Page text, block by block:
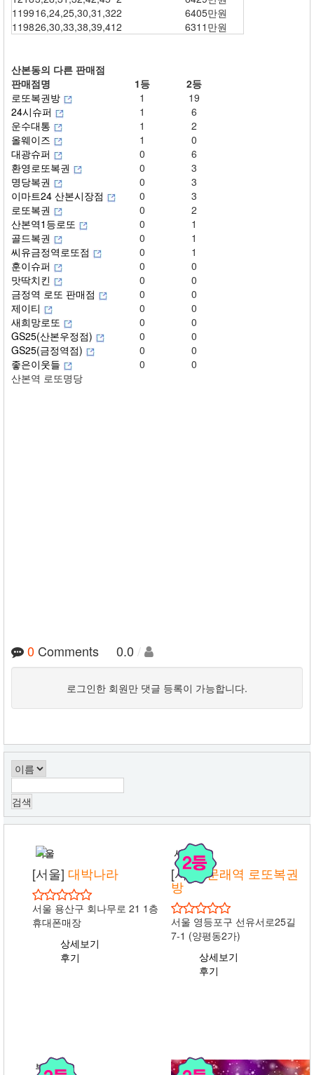
119916,24,25,30,31,322
6405만원
119826,30,33,38,39,412 6311만원
산본동의 다른 판매점
판매점명
1등
2등
로또복권방
1
19
24시슈퍼
1
6
운수대통
1
2
올웨이즈
1
0
대광슈퍼
0
6
환영로또복권
0
3
명당복권
0
3
이마트24 산본시장점
0
3
로또복권
0
2
산본역1등로또
0
1
골드복권
0
1
씨유금정역로또점
0
1
훈이슈퍼
0
0
맛딱치킨
0
0
금정역 로또 판매점
0
0
제이티
0
0
새희망로또
0
0
GS25(산본우정점)
0
0
GS25(금정역점)
0
0
좋은이웃들
0
0
산본역 로또명당
0 Comments 0.0 /
로그인한 회원만 댓글 등록이 가능합니다.
서울
[서울] 대박나라
서울 용산구 회나무로 21 1층
휴대폰매장
상세보기
후기
서울
[서울]문래역 로또복권
방
서울 영등포구 선유서로25길
7-1 (양평동2가)
상세보기
후기
부산